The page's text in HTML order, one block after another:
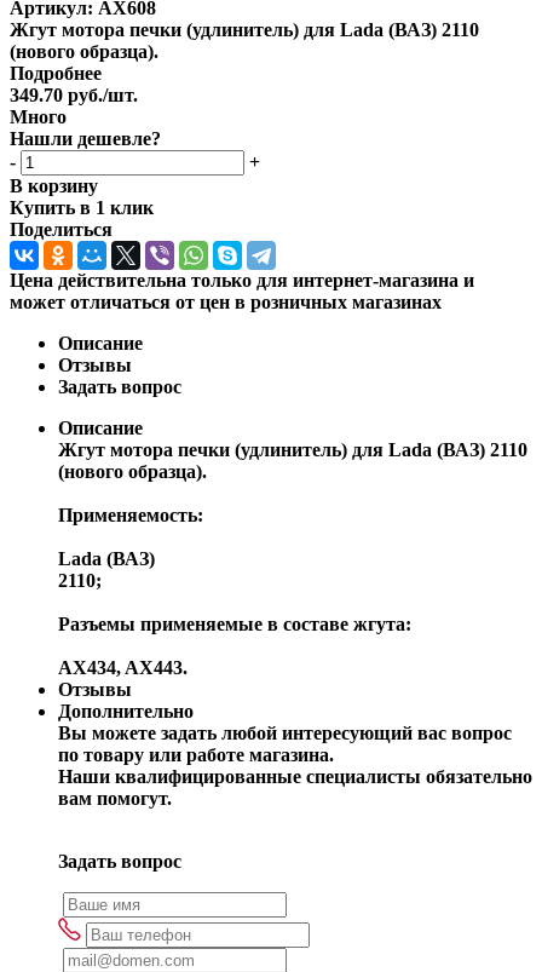
Артикул: AX608
Жгут мотора печки (удлинитель) для Lada (ВАЗ) 2110
(нового образца).
Подробнее
349.70 руб./шт.
Много
Нашли дешевле?
-
+
В корзину
Купить в 1 клик
Поделиться
Цена действительна только для интернет-магазина и
может отличаться от цен в розничных магазинах
Описание
Отзывы
Задать вопрос
Описание
Жгут мотора печки (удлинитель) для Lada (ВАЗ) 2110
(нового образца).
Применяемость:
Lada (ВАЗ)
2110;
Разъемы применяемые в составе жгута:
AX434, AX443.
Отзывы
Дополнительно
Вы можете задать любой интересующий вас вопрос
по товару или работе магазина.
Наши квалифицированные специалисты обязательно
вам помогут.
Задать вопрос